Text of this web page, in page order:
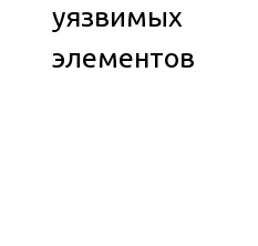
уязвимых
элементов